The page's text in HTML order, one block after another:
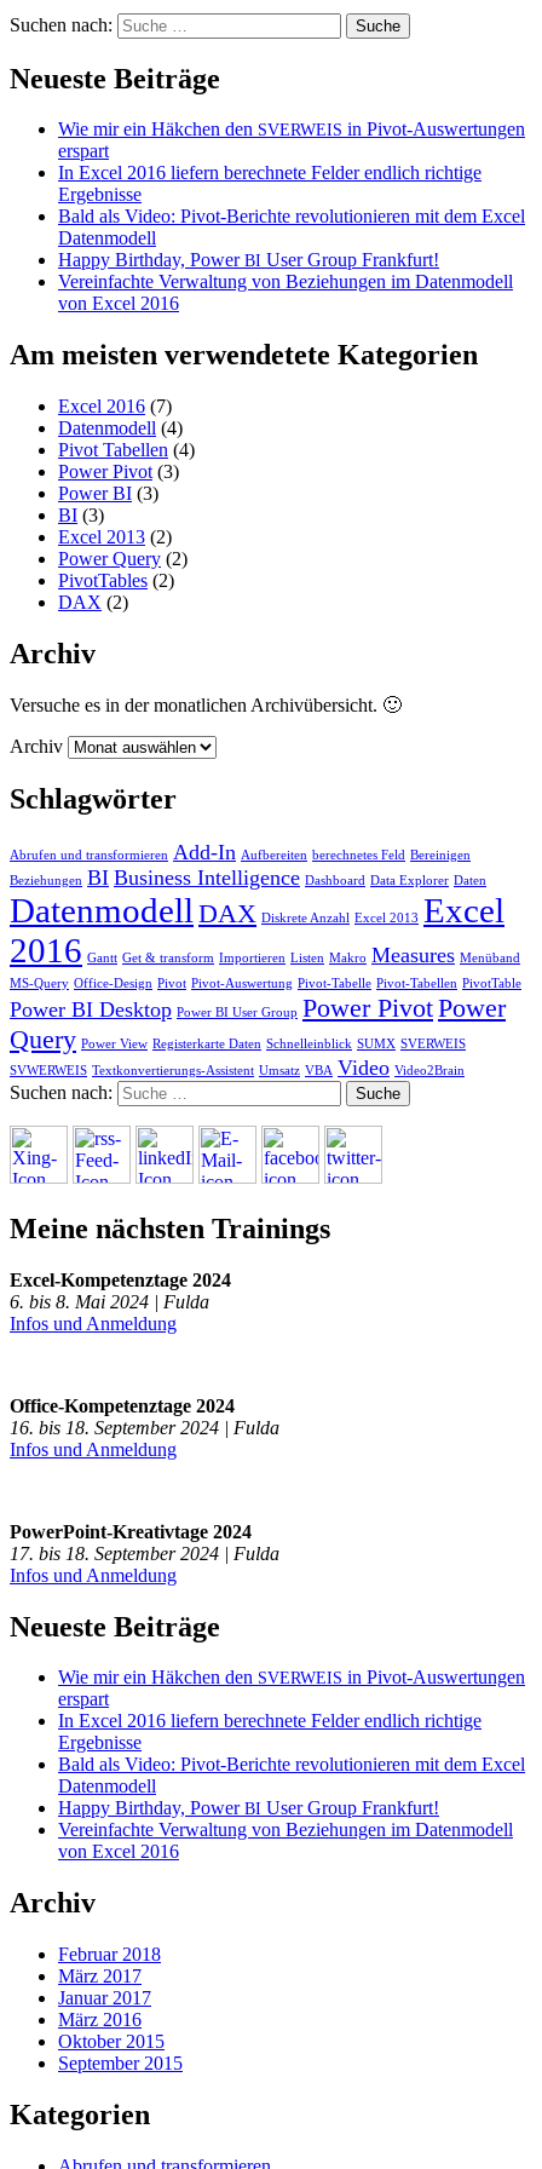
Suchen nach:
Neueste Beiträge
Wie mir ein Häkchen den SVERWEIS in Pivot-Auswertungen
erspart
In Excel 2016 liefern berechnete Felder endlich richtige
Ergebnisse
Bald als Video: Pivot-Berichte revolutionieren mit dem Excel
Datenmodell
Happy Birthday, PowerBI User Group Frankfurt!
Vereinfachte Verwaltung von Beziehungen im Datenmodell
von Excel 2016
Am meisten verwendetete Kategorien
Excel 2016 (7)
Datenmodell (4)
Pivot Tabellen (4)
Power Pivot (3)
Power BI (3)
BI (3)
Excel 2013 (2)
Power Query (2)
PivotTables (2)
DAX (2)
Archiv
Versuche es in der monatlichen Archivübersicht. 🙂
Archiv
Schlagwörter
Abrufen und transformieren Add-In Aufbereiten berechnetes Feld Bereinigen
Beziehungen BI Business Intelligence Dashboard Data Explorer Daten
Datenmodell DAX Diskrete Anzahl Excel 2013 Excel
2016 Gantt Get & transform Importieren Listen Makro Measures Menüband
MS-Query Office-Design Pivot Pivot-Auswertung Pivot-Tabelle Pivot-Tabellen PivotTable
Power BI Desktop Power BI User Group Power PivotPower
Query Power View Registerkarte Daten Schnelleinblick SUMX SVERWEIS
SVWERWEIS Textkonvertierungs-Assistent Umsatz VBA Video Video2Brain
Suchen nach:
Meine nächsten Trainings
Excel-Kompetenztage 2024
6. bis 8. Mai 2024 | Fulda
Infos und Anmeldung
Office-Kompetenztage 2024
16. bis 18. September 2024 | Fulda
Infos und Anmeldung
PowerPoint-Kreativtage 2024
17. bis 18. September 2024 | Fulda
Infos und Anmeldung
Neueste Beiträge
Wie mir ein Häkchen den SVERWEIS in Pivot-Auswertungen
erspart
In Excel 2016 liefern berechnete Felder endlich richtige
Ergebnisse
Bald als Video: Pivot-Berichte revolutionieren mit dem Excel
Datenmodell
Happy Birthday, PowerBI User Group Frankfurt!
Vereinfachte Verwaltung von Beziehungen im Datenmodell
von Excel 2016
Archiv
Februar 2018
März 2017
Januar 2017
März 2016
Oktober 2015
September 2015
Kategorien